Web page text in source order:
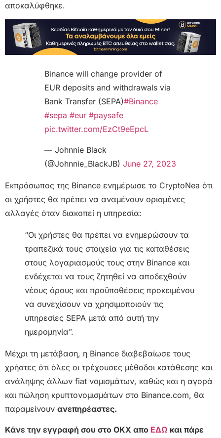
αποκαλύφθηκε.
Binance will change provider of
EUR deposits and withdrawals via
Bank Transfer (SEPA)#Binance
#sepa #eur #paysafe
pic.twitter.com/EzCt9eEpcL
— Johnnie Black
(@Johnnie_BlackJB) June 27, 2023
Εκπρόσωπος της Binance ενημέρωσε το CryptoNea ότι
οι χρήστες θα πρέπει να αναμένουν ορισμένες
αλλαγές όταν διακοπεί η υπηρεσία:
“Οι χρήστες θα πρέπει να ενημερώσουν τα
τραπεζικά τους στοιχεία για τις καταθέσεις
στους λογαριασμούς τους στην Binance και
ενδέχεται να τους ζητηθεί να αποδεχθούν
νέους όρους και προϋποθέσεις προκειμένου
να συνεχίσουν να χρησιμοποιούν τις
υπηρεσίες SEPA μετά από αυτή την
ημερομηνία”.
Μέχρι τη μετάβαση, η Binance διαβεβαίωσε τους
χρήστες ότι όλες οι τρέχουσες μέθοδοι κατάθεσης και
ανάληψης άλλων fiat νομισμάτων, καθώς και η αγορά
και πώληση κρυπτονομισμάτων στο Binance.com, θα
παραμείνουν ανεπηρέαστες.
Κάνε την εγγραφή σου στο OKX απο ΕΔΩ και πάρε